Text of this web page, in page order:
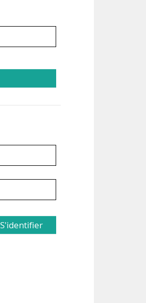
S'identifier